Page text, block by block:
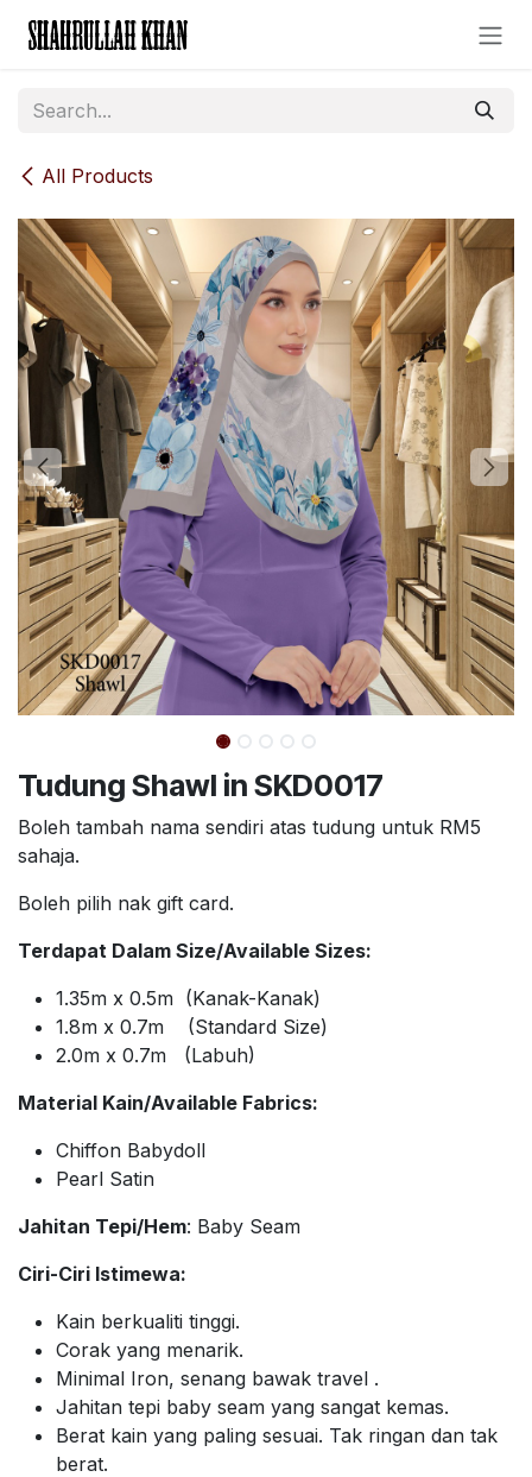
All Products
Tudung Shawl in SKD0017
Boleh tambah nama sendiri atas tudung untuk RM5
sahaja.
Boleh pilih nak gift card.
Terdapat Dalam Size/Available Sizes:
1.35m x 0.5m (Kanak-Kanak)
1.8m x 0.7m (Standard Size)
2.0m x 0.7m (Labuh)
Material Kain/Available Fabrics:
Chiffon Babydoll
Pearl Satin
Jahitan Tepi/Hem: Baby Seam
Ciri-Ciri Istimewa:
Kain berkualiti tinggi.
Corak yang menarik.
Minimal Iron, senang bawak travel .
Jahitan tepi baby seam yang sangat kemas.
Berat kain yang paling sesuai. Tak ringan dan tak
berat.